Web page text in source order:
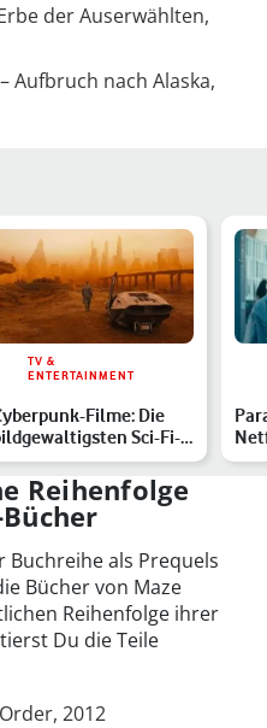
der Auserwählten,
Aufbruch nach Alaska,
TV &
ENTERTAINMENT
Filme: Die
Sci-Fi-
Reihenfolge
Buchreihe als Prequels
Bücher von Maze
Reihenfolge ihrer
Du die Teile
2012